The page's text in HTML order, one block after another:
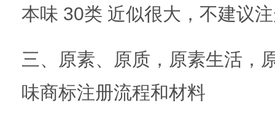
本味 30类 近似很大，不建议
三、原素、原质，原素生活，
味商标注册流程和材料